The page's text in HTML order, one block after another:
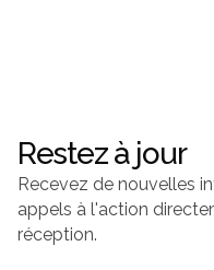
Restez à jour
Recevez de nouvelles
appels à l'action
réception.